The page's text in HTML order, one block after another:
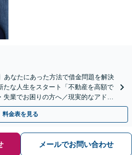
あなたにあった方法で借金問題を解決
たな人生をスタート「不動産を高額で
業でお困りの方へ／現実的なアドバ
を軽減」【完全個室】
料金表を見る
メールでお問い合わせ